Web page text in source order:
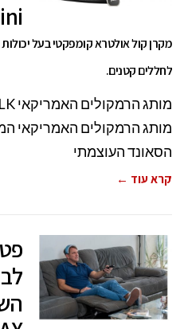
מקרן קול אולטרא קומפקטי בעל יכולות
לחללים קטנים.
הסאונד העוצמתי
קרא עוד ←